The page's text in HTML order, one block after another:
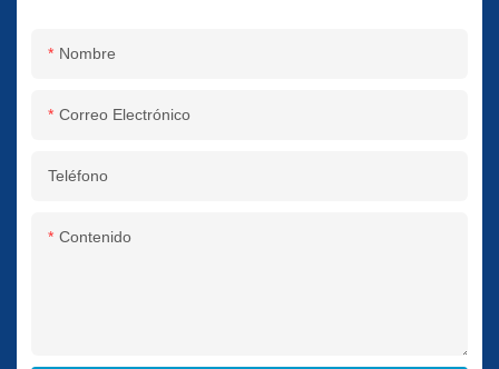
Nombre
Correo Electrónico
Teléfono
Contenido